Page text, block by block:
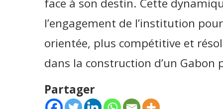
face à son destin. Cette
l’engagement de l’institution
orientée, plus compétitive et
dans la construction d’un Gabon
Partager